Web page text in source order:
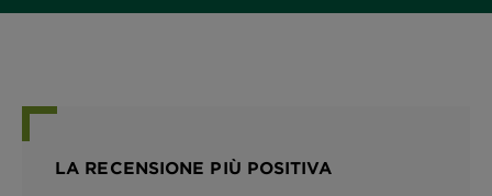
LA RECENSIONE PIÙ POSITIVA